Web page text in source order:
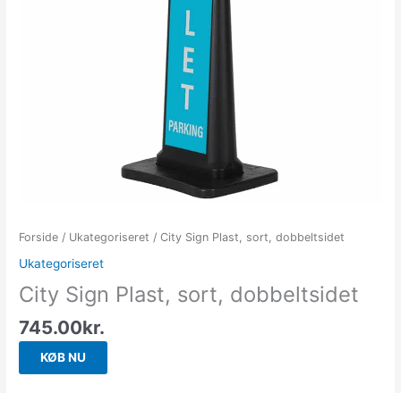
Forside / Ukategoriseret / City Sign Plast, sort, dobbeltsidet
Ukategoriseret
City Sign Plast, sort, dobbeltsidet
745.00kr.
KØB NU